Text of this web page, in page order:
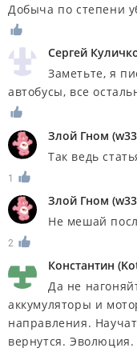
Добыча по степени
Сергей
Заметьте, я
автобусы, все
Злой Гном (
Так ведь
1
Злой Гном (
Не мешай
2
Константин (
Да не
аккумуляторы и
направления.
вернутся. Эволюция.